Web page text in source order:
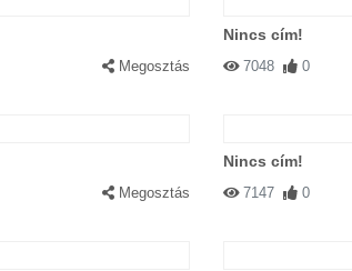
Megosztás
Nincs cím!
7048 0
Megosztás
Nincs cím!
7147 0